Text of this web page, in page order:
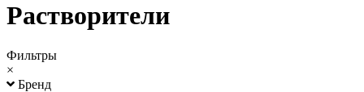
Растворители
Фильтры
×
Бренд